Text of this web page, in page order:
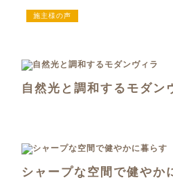
施主様の声
自然光と調和するモダン
シャープな空間で健やか